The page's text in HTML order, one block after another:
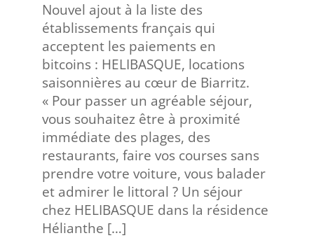
Nouvel ajout à la liste des
établissements français qui
acceptent les paiements en
bitcoins : HELIBASQUE, locations
saisonnières au cœur de Biarritz.
« Pour passer un agréable séjour,
vous souhaitez être à proximité
immédiate des plages, des
restaurants, faire vos courses sans
prendre votre voiture, vous balader
et admirer le littoral ? Un séjour
chez HELIBASQUE dans la résidence
Hélianthe […]